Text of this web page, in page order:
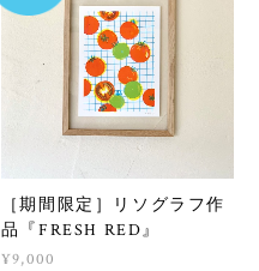
［期間限定］リソグラフ作
品『FRESH RED』
¥9,000